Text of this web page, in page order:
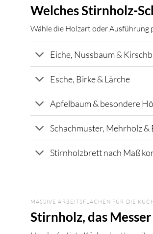
Welches Stirnholz-
Wähle die Holzart oder Ausführung
Eiche, Nussbaum &
Esche, Birke & Lärche
Apfelbaum & besondere
Schachmuster, Mehrholz &
Stirnholzbrett nach Maß
MASSIVE ARBEITSFLÄCHEN FÜR DIE
Stirnholz, das